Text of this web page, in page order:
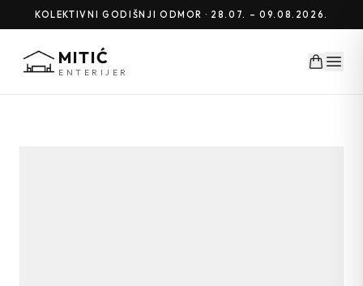
KOLEKTIVNI GODIŠNJI ODMOR · 28.07. – 09.08.2026.
MITIĆ
ENTERIJER